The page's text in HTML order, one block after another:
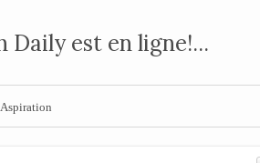
est en ligne!...
Aspiration